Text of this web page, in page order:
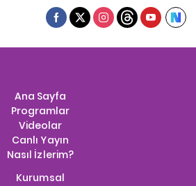
Ana Sayfa
Programlar
Videolar
Canlı Yayın
Nasıl İzlerim?
Kurumsal